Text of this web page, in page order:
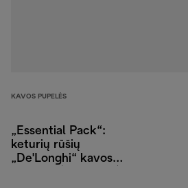
KAVOS PUPELĖS
„Essential Pack“:
keturių rūšių
„De'Longhi“ kavos